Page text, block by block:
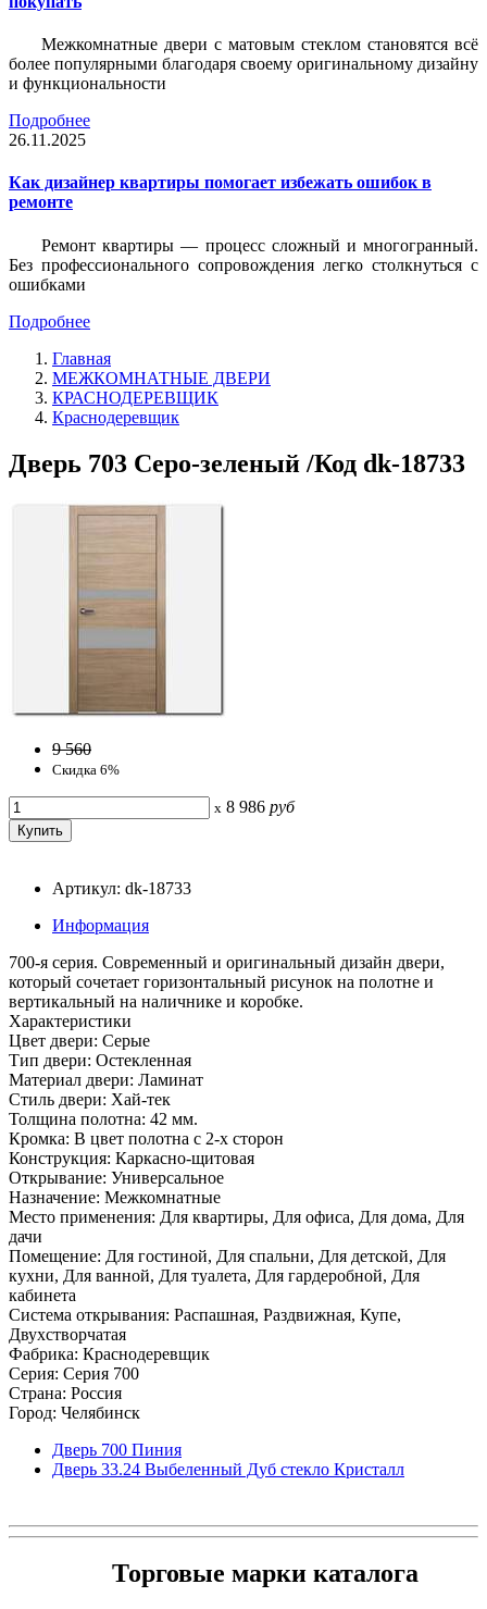
Межкомнатные двери с матовым стеклом становятся всё
более популярными благодаря своему оригинальному дизайну
и функциональности
Подробнее
26.11.2025
Как дизайнер квартиры помогает избежать ошибок в
ремонте
Ремонт квартиры — процесс сложный и многогранный.
Без профессионального сопровождения легко столкнуться с
ошибками
Подробнее
Главная
МЕЖКОМНАТНЫЕ ДВЕРИ
КРАСНОДЕРЕВЩИК
Краснодеревщик
Дверь 703 Серо-зеленый /Код dk-18733
9 560
Скидка 6%
x 8 986 руб
Артикул: dk-18733
Информация
700-я серия. Современный и оригинальный дизайн двери,
который сочетает горизонтальный рисунок на полотне и
вертикальный на наличнике и коробке.
Характеристики
Цвет двери: Серые
Тип двери: Остекленная
Материал двери: Ламинат
Стиль двери: Хай-тек
Толщина полотна: 42 мм.
Кромка: В цвет полотна с 2-х сторон
Конструкция: Каркасно-щитовая
Открывание: Универсальное
Назначение: Межкомнатные
Место применения: Для квартиры, Для офиса, Для дома, Для
дачи
Помещение: Для гостиной, Для спальни, Для детской, Для
кухни, Для ванной, Для туалета, Для гардеробной, Для
кабинета
Система открывания: Распашная, Раздвижная, Купе,
Двухстворчатая
Фабрика: Краснодеревщик
Серия: Серия 700
Страна: Россия
Город: Челябинск
Дверь 700 Пиния
Дверь 33.24 Выбеленный Дуб стекло Кристалл
Торговые марки каталога